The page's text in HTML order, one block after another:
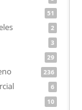
51
2
3
29
236
6
10